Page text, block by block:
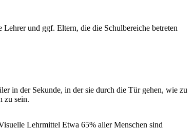
und ggf. Eltern, die die Schulbereiche betreten
in der Sekunde, in der sie durch die Tür gehen, wie zu
zu sein.